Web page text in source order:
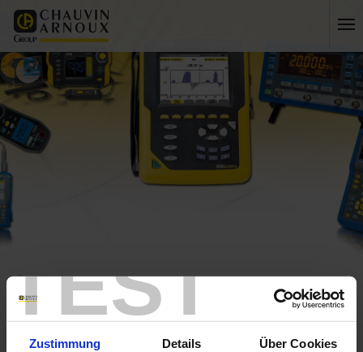
TEST
Zustimmung Details Über Cookies
Startseite
Entdecken Sie die neue Generation der PEL 110 Leistungs- und
Energiedatenlogger!